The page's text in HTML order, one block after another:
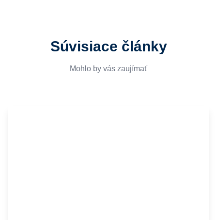
Súvisiace články
Mohlo by vás zaujímať